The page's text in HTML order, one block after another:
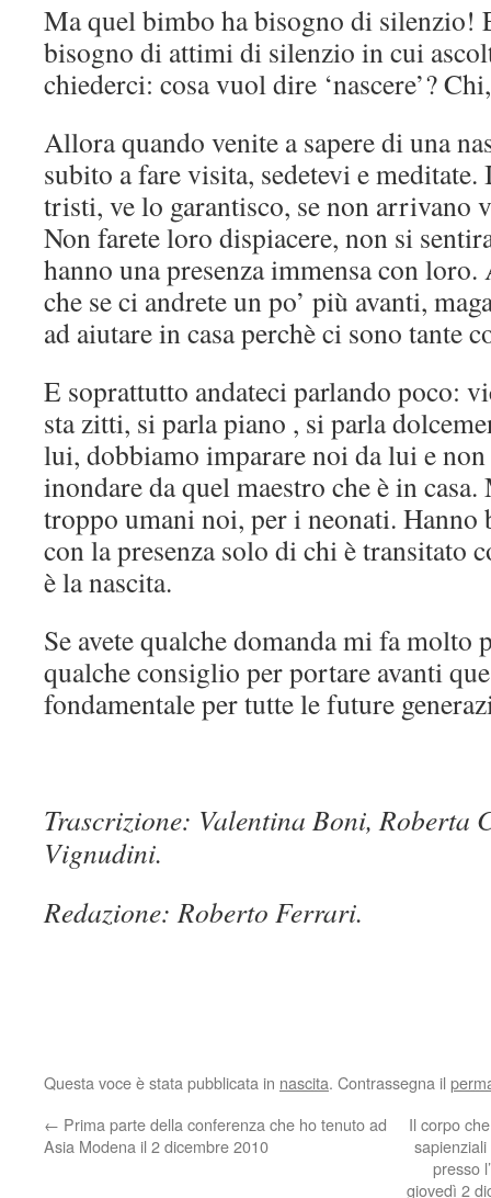
Ma quel bimbo ha bisogno di silenzio!
bisogno di attimi di silenzio in cui
chiederci: cosa vuol dire ‘nascere’?
Allora quando venite a sapere di una
subito a fare visita, sedetevi e
tristi, ve lo garantisco, se non arrivano
Non farete loro dispiacere, non si
hanno una presenza immensa con
che se ci andrete un po’ più avanti,
ad aiutare in casa perchè ci sono tante
E soprattutto andateci parlando poco:
sta zitti, si parla piano , si parla
lui, dobbiamo imparare noi da lui e
inondare da quel maestro che è in
troppo umani noi, per i neonati.
con la presenza solo di chi è transitato
è la nascita.
Se avete qualche domanda mi fa molto
qualche consiglio per portare avanti
fondamentale per tutte le future
Trascrizione: Valentina Boni, Roberta
Vignudini.
Redazione: Roberto Ferrari.
Questa voce è stata pubblicata in nascita. Contrassegna il
← Prima parte della conferenza che ho tenuto ad
Asia Modena il 2 dicembre 2010
Il corpo
presso
giovedì 2